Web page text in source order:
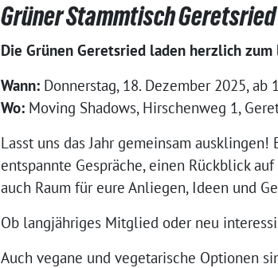
Grüner Stammtisch Geretsried
Die Grünen Geretsried laden herzlich
Wann: Donnerstag, 18. Dezember 2025, ab
Wo: Moving Shadows, Hirschenweg 1,
Lasst uns das Jahr gemeinsam
entspannte Gespräche, einen Rückblick
auch Raum für eure Anliegen, Ideen und
Ob langjähriges Mitglied oder neu
Auch vegane und vegetarische Optionen